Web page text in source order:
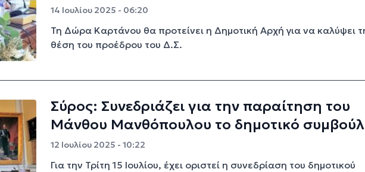
14 Ιουλίου 2025 - 06:20
Τη Δώρα Καρτάνου θα προτείνει η Δημοτική Αρχή για να καλύψει
θέση του προέδρου του Δ.Σ.
Σύρος: Συνεδριάζει για την παραίτηση του
Μάνθου Μανθόπουλου το δημοτικό
12 Ιουλίου 2025 - 10:22
Για την Τρίτη 15 Ιουλίου, έχει οριστεί η συνεδρίαση του δημοτικού